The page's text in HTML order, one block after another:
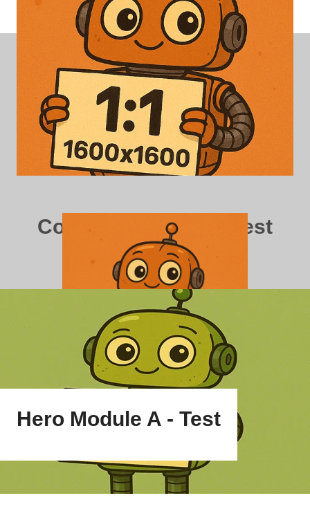
Contact Module D - Test
Hero Module A - Test